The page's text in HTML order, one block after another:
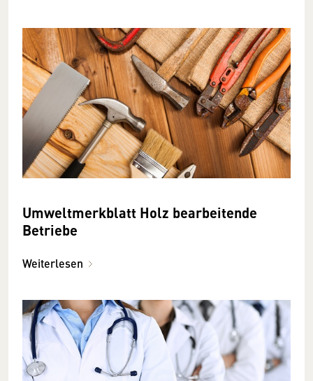
Umweltmerkblatt Holz bearbeitende
Betriebe
Weiterlesen